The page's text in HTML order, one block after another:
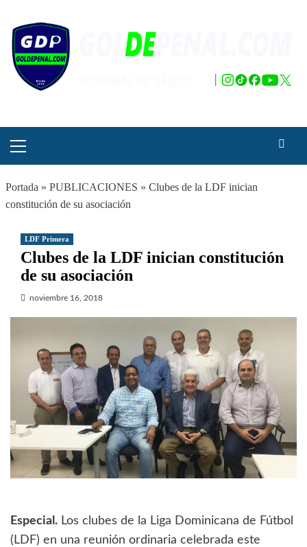
contenido
principal
Portada » PUBLICACIONES » Clubes de la LDF inician
constitución de su asociación
LDF Primera
Clubes de la LDF inician constitución
de su asociación
noviembre 16, 2018
Especial. Los clubes de la Liga Dominicana de Fútbol
(LDF) en una reunión ordinaria celebrada este